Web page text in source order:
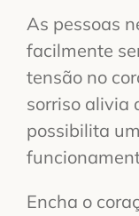
As pessoas
facilmente
tensão no
sorriso alivia
possibilita
Encha o